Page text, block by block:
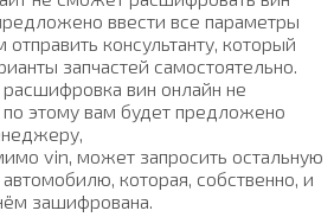
ввести все параметры
отправить консультанту, который
запчастей самостоятельно.
вин онлайн не
этому вам будет предложено
vin, может запросить остальную
которая, собственно, и
зашифрована.